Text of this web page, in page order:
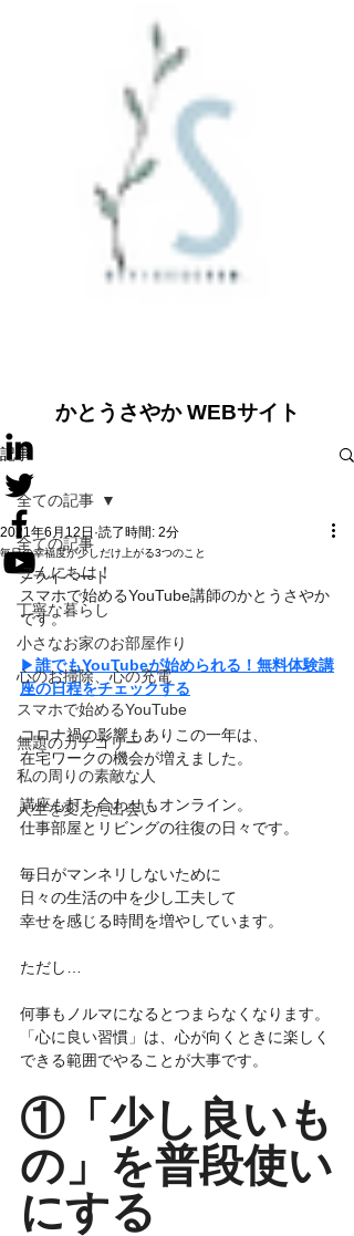
​かとうさやか WEBサイト
記事
全ての記事
プライベート
丁寧な暮らし
小さなお家のお部屋作り
心のお掃除、心の充電
スマホで始めるYouTube
無題のカテゴリー
私の周りの素敵な人
人生を変えた出会い
全ての記事
毎日の幸福度が少しだけ上がる3つのこと
2021年6月12日 読了時間: 2分
こんにちは！
スマホで始めるYouTube講師のかとうさやか
です。
▶︎誰でもYouTubeが始められる！無料体験講
座の日程をチェックする
コロナ禍の影響もありこの一年は、
在宅ワークの機会が増えました。
講座も打ち合わせもオンライン。
仕事部屋とリビングの往復の日々です。
毎日がマンネリしないために
日々の生活の中を少し工夫して
幸せを感じる時間を増やしています。
ただし…
何事もノルマになるとつまらなくなります。
「心に良い習慣」は、心が向くときに楽しく
できる範囲でやることが大事です。
①「少し良いも
の」を普段使い
にする